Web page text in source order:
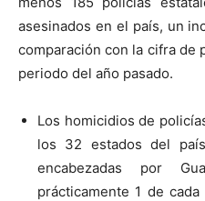
asesinados en el país, un
comparación con la cifra de
periodo del año pasado.
Los homicidios de
los 32 estados del
encabezadas por
prácticamente 1 de